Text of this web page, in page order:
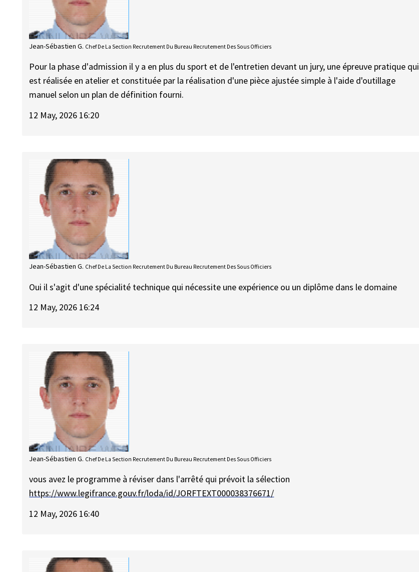
Jean-Sébastien G. Chef De La Section Recrutement Du Bureau Recrutement Des Sous Officiers
Pour la phase d'admission il y a en plus du sport et de l'entretien devant un jury, une épreuve pratique qui
est réalisée en atelier et constituée par la réalisation d'une pièce ajustée simple à l'aide d'outillage
manuel selon un plan de définition fourni.
12 May, 2026 16:20
Jean-Sébastien G. Chef De La Section Recrutement Du Bureau Recrutement Des Sous Officiers
Oui il s'agit d'une spécialité technique qui nécessite une expérience ou un diplôme dans le domaine
12 May, 2026 16:24
Jean-Sébastien G. Chef De La Section Recrutement Du Bureau Recrutement Des Sous Officiers
vous avez le programme à réviser dans l'arrêté qui prévoit la sélection
https://www.legifrance.gouv.fr/loda/id/JORFTEXT000038376671/
12 May, 2026 16:40